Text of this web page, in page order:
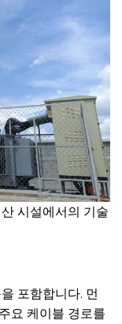
시설에서의 기술
포함합니다. 먼
요 케이블 경로를